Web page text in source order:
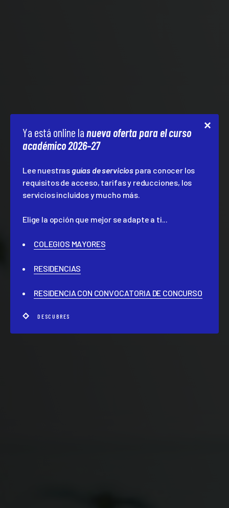
Ya está online lanueva oferta para el curso
académico 2026–27
Lee nuestrasguías de servicios para conocer los
requisitos de acceso, tarifas y reducciones, los
servicios incluidos y mucho más.
Elige la opción que mejor se adapte a ti...
COLEGIOS MAYORES
RESIDENCIAS
RESIDENCIA CON CONVOCATORIA DE CONCURSO
DESCUBRES